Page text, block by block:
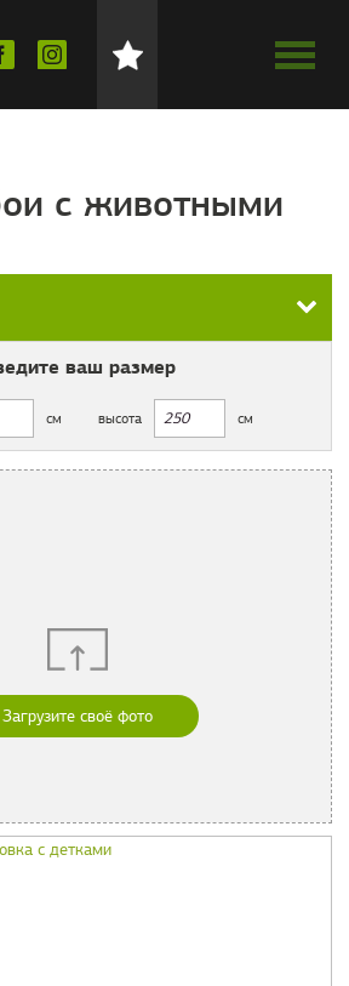
с животными
ваш размер
см высота см
Загрузите своё фото